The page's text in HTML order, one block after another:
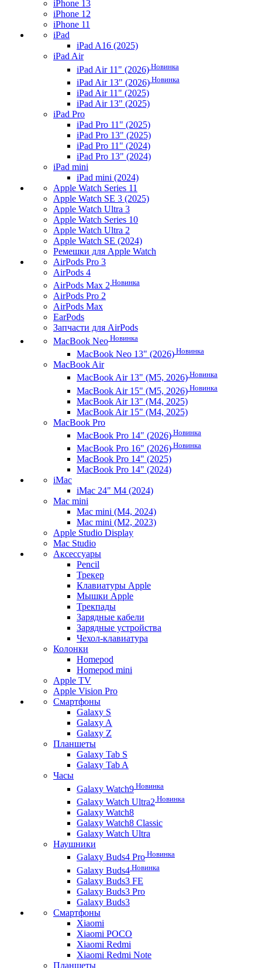
iPhone 13
iPhone 12
iPhone 11
iPad
iPad A16 (2025)
iPad Air
iPad Air 11" (2026) Новинка
iPad Air 13" (2026) Новинка
iPad Air 11" (2025)
iPad Air 13" (2025)
iPad Pro
iPad Pro 11" (2025)
iPad Pro 13" (2025)
iPad Pro 11" (2024)
iPad Pro 13" (2024)
iPad mini
iPad mini (2024)
Apple Watch Series 11
Apple Watch SE 3 (2025)
Apple Watch Ultra 3
Apple Watch Series 10
Apple Watch Ultra 2
Apple Watch SE (2024)
Ремешки для Apple Watch
AirPods Pro 3
AirPods 4
AirPods Max 2 Новинка
AirPods Pro 2
AirPods Max
EarPods
Запчасти для AirPods
MacBook Neo Новинка
MacBook Neo 13" (2026) Новинка
MacBook Air
MacBook Air 13" (M5, 2026) Новинка
MacBook Air 15" (M5, 2026) Новинка
MacBook Air 13" (M4, 2025)
MacBook Air 15" (M4, 2025)
MacBook Pro
MacBook Pro 14" (2026) Новинка
MacBook Pro 16" (2026) Новинка
MacBook Pro 14" (2025)
MacBook Pro 14" (2024)
iMac
iMac 24" M4 (2024)
Mac mini
Mac mini (M4, 2024)
Mac mini (M2, 2023)
Apple Studio Display
Mac Studio
Аксессуары
Pencil
Трекер
Клавиатуры Apple
Мышки Apple
Трекпады
Зарядные кабели
Зарядные устройства
Чехол-клавиатура
Колонки
Homepod
Homepod mini
Apple TV
Apple Vision Pro
Смартфоны
Galaxy S
Galaxy A
Galaxy Z
Планшеты
Galaxy Tab S
Galaxy Tab A
Часы
Galaxy Watch9 Новинка
Galaxy Watch Ultra2 Новинка
Galaxy Watch8
Galaxy Watch8 Classic
Galaxy Watch Ultra
Наушники
Galaxy Buds4 Pro Новинка
Galaxy Buds4 Новинка
Galaxy Buds3 FE
Galaxy Buds3 Pro
Galaxy Buds3
Смартфоны
Xiaomi
Xiaomi POCO
Xiaomi Redmi
Xiaomi Redmi Note
Планшеты